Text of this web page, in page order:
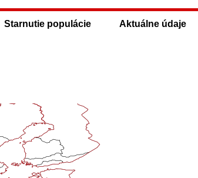
Starnutie populácie Aktuálne údaje